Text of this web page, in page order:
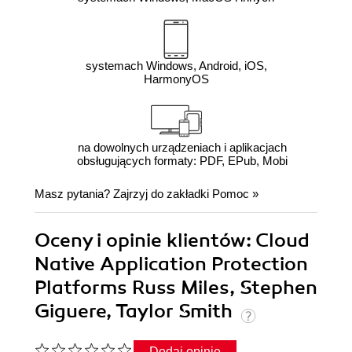
systemach Windows, Android, iOS,
HarmonyOS
na dowolnych urządzeniach i aplikacjach
obsługujących formaty: PDF, EPub, Mobi
Masz pytania? Zajrzyj do zakładki Pomoc »
Oceny i opinie klientów: Cloud
Native Application Protection
Platforms Russ Miles, Stephen
Giguere, Taylor Smith